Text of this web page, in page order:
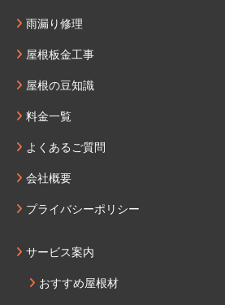
雨漏り修理
屋根板金工事
屋根の豆知識
料金一覧
よくあるご質問
会社概要
プライバシーポリシー
サービス案内
おすすめ屋根材